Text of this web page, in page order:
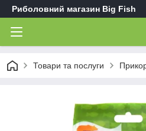
Риболовний магазин Big Fish
Товари та послуги